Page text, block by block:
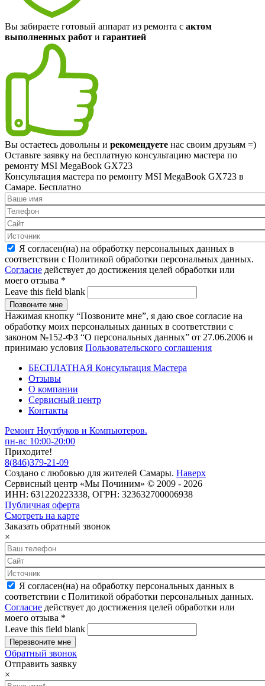
Вы забираете готовый аппарат из ремонта с актом
выполненных работ и гарантией
Вы остаетесь довольны и рекомендуете нас своим друзьям =)
Оставьте заявку на бесплатную консультацию мастера по
ремонту MSI MegaBook GX723
Консультация мастера по ремонту MSI MegaBook GX723 в
Самаре. Бесплатно
Я согласен(на) на обработку персональных данных в
соответствии с Политикой обработки персональных данных.
Согласие действует до достижения целей обработки или
моего отзыва *
Leave this field blank
Нажимая кнопку “Позвоните мне”, я даю свое согласие на
обработку моих персональных данных в соответствии с
законом №152-ФЗ “О персональных данных” от 27.06.2006 и
принимаю условия Пользовательского соглашения
БЕСПЛАТНАЯ Консультация Мастера
Отзывы
О компании
Сервисный центр
Контакты
Ремонт Ноутбуков и Компьютеров.
пн-вс 10:00-20:00
Приходите!
8(846)379-21-09
Создано с любовью для жителей Самары. Наверх
Сервисный центр «Мы Починим» © 2009 - 2026
ИНН: 631220223338, ОГРН: 323632700006938
Публичная оферта
Смотреть на карте
Заказать обратный звонок
×
Я согласен(на) на обработку персональных данных в
соответствии с Политикой обработки персональных данных.
Согласие действует до достижения целей обработки или
моего отзыва *
Leave this field blank
Обратный звонок
Отправить заявку
×